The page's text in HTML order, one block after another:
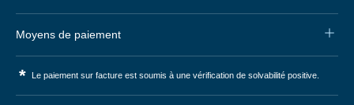
Moyens de paiement
* Le paiement sur facture est soumis à une vérification de solvabilité positive.